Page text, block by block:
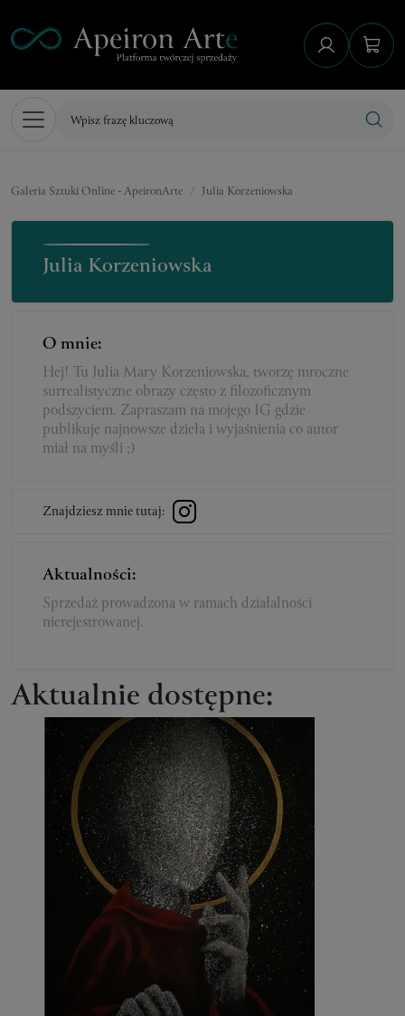
Galeria Sztuki Online - ApeironArte Julia Korzeniowska
Julia Korzeniowska
O mnie:
Hej! Tu Julia Mary Korzeniowska, tworzę mroczne
surrealistyczne obrazy często z filozoficznym
podszyciem. Zapraszam na mojego IG gdzie
publikuje najnowsze dzieła i wyjaśnienia co autor
Znajdziesz mnie tutaj:
Aktualności:
Sprzedaż prowadzona w ramach działalności
nierejestrowanej.
Aktualnie dostępne: